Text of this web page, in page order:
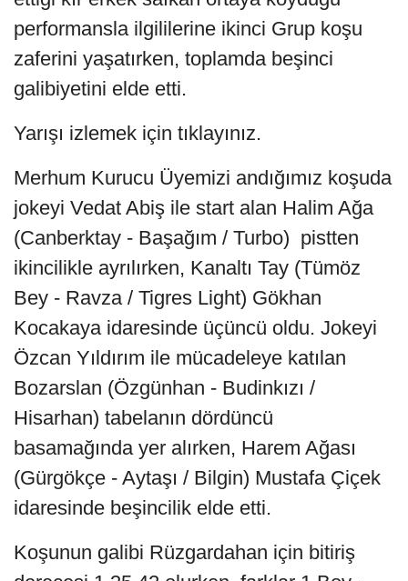
performansla ilgililerine ikinci Grup koşu
zaferini yaşatırken, toplamda beşinci
galibiyetini elde etti.
Yarışı izlemek için tıklayınız.
Merhum Kurucu Üyemizi andığımız koşuda
jokeyi Vedat Abiş ile start alan Halim Ağa
(Canberktay - Başağım / Turbo) pistten
ikincilikle ayrılırken, Kanaltı Tay (Tümöz
Bey - Ravza / Tigres Light) Gökhan
Kocakaya idaresinde üçüncü oldu. Jokeyi
Özcan Yıldırım ile mücadeleye katılan
Bozarslan (Özgünhan - Budinkızı /
Hisarhan) tabelanın dördüncü
basamağında yer alırken, Harem Ağası
(Gürgökçe - Aytaşı / Bilgin) Mustafa Çiçek
idaresinde beşincilik elde etti.
Koşunun galibi Rüzgardahan için bitiriş